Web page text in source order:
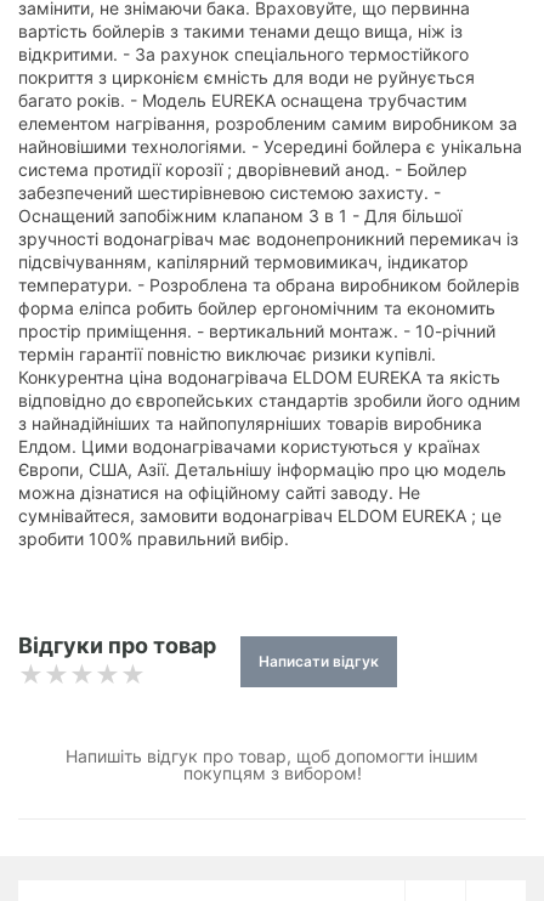
замінити, не знімаючи бака. Враховуйте, що первинна
вартість бойлерів з такими тенами дещо вища, ніж із
відкритими. - За рахунок спеціального термостійкого
покриття з цирконієм ємність для води не руйнується
багато років. - Модель EUREKA оснащена трубчастим
елементом нагрівання, розробленим самим виробником за
найновішими технологіями. - Усередині бойлера є унікальна
система протидії корозії ; дворівневий анод. - Бойлер
забезпечений шестирівневою системою захисту. -
Оснащений запобіжним клапаном 3 в 1 - Для більшої
зручності водонагрівач має водонепроникний перемикач із
підсвічуванням, капілярний термовимикач, індикатор
температури. - Розроблена та обрана виробником бойлерів
форма еліпса робить бойлер ергономічним та економить
простір приміщення. - вертикальний монтаж. - 10-річний
термін гарантії повністю виключає ризики купівлі.
Конкурентна ціна водонагрівача ELDOM EUREKA та якість
відповідно до європейських стандартів зробили його одним
з найнадійніших та найпопулярніших товарів виробника
Елдом. Цими водонагрівачами користуються у країнах
Європи, США, Азії. Детальнішу інформацію про цю модель
можна дізнатися на офіційному сайті заводу. Не
сумнівайтеся, замовити водонагрівач ELDOM EUREKA ; це
зробити 100% правильний вибір.
Відгуки про товар
Написати відгук
Напишіть відгук про товар, щоб допомогти іншим
покупцям з вибором!